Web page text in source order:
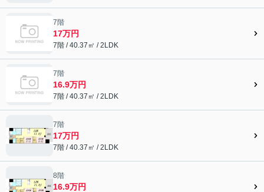
7階
17万円
7階 / 40.37㎡ / 2LDK
7階
16.9万円
7階 / 40.37㎡ / 2LDK
7階
17万円
7階 / 40.37㎡ / 2LDK
8階
16.9万円